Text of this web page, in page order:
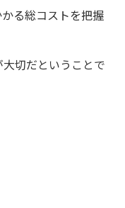
る総コストを把握
切だということで